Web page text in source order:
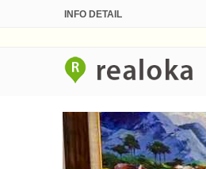
INFO DETAIL